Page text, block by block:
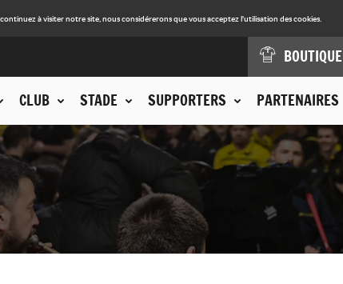
à visiter notre site, nous considérerons que vous acceptez l'utilisation des cookies.
CLUB STADE SUPPORTERS PARTENAIRES
BOUTIQUE